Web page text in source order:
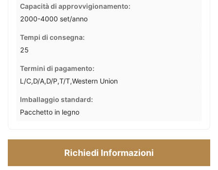
Capacità di approvvigionamento:
2000-4000 set/anno
Tempi di consegna:
25
Termini di pagamento:
L/C,D/A,D/P,T/T,Western Union
Imballaggio standard:
Pacchetto in legno
Richiedi Informazioni